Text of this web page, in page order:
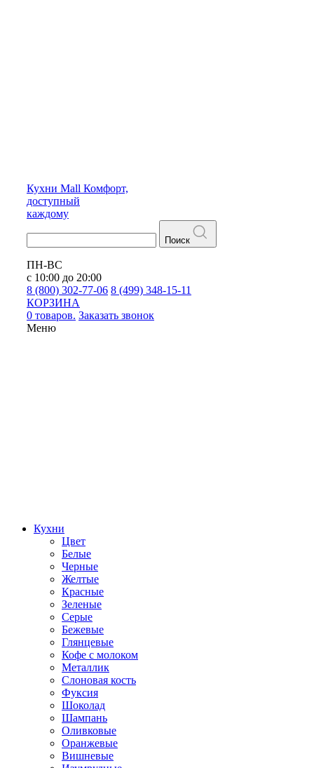
Кухни Mall Комфорт,
доступный
каждому
Поиск
ПН-ВС
с 10:00 до 20:00
8 (800) 302-77-06 8 (499) 348-15-11
КОРЗИНА
0 товаров. Заказать звонок
Меню
Кухни
Цвет
Белые
Черные
Желтые
Красные
Зеленые
Серые
Бежевые
Глянцевые
Кофе с молоком
Металлик
Слоновая кость
Фуксия
Шоколад
Шампань
Оливковые
Оранжевые
Вишневые